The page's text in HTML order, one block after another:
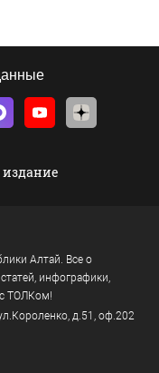
издание
Алтай. Все о
инфографики,
ТОЛКом!
д.51, оф.202